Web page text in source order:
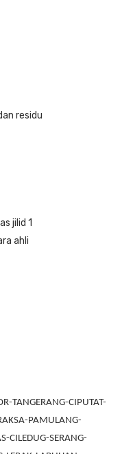
residu
jilid 1
ahli
CIPUTAT-
PAMULANG-
CILEDUG-SERANG-